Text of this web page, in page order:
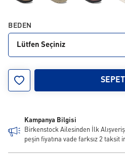
BEDEN
Lütfen Seçiniz
Kampanya Bilgisi
Birkenstock Ailesinden İlk
peşin fiyatına vade farksız 2 taksit